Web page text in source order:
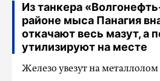
Из танкера
районе мыса Панагия
откачают весь мазут, а
утилизируют на месте
Железо увезут на металлолом